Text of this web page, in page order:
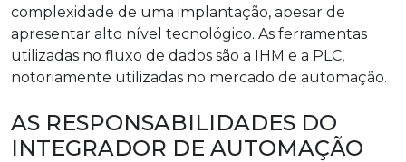
complexidade de uma implantação, apesar de
apresentar alto nível tecnológico. As ferramentas
utilizadas no fluxo de dados são a IHM e a PLC,
notoriamente utilizadas no mercado de automação.
AS RESPONSABILIDADES DO
INTEGRADOR DE AUTOMAÇÃO